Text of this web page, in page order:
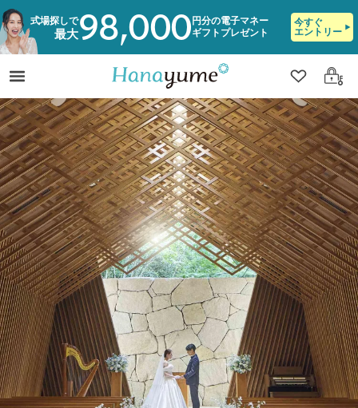
式場探しで
最大98,000 円分の電子マネー
ギフトプレゼント
今すぐ
エントリー
クリップ
ログ